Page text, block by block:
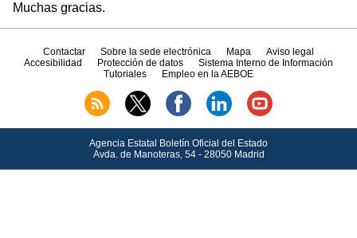
Muchas gracias.
Contactar Sobre la sede electrónica Mapa
Aviso legal
Accesibilidad
Protección de datos
Sistema Interno de Información
Tutoriales
Empleo en la AEBOE
Agencia Estatal Boletín Oficial del Estado
Avda.de Manoteras, 54 - 28050 Madrid